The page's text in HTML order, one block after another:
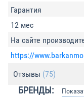
Гарантия
12 мес
На сайте
https://
Отзывы (75)
БРЕНДЫ: